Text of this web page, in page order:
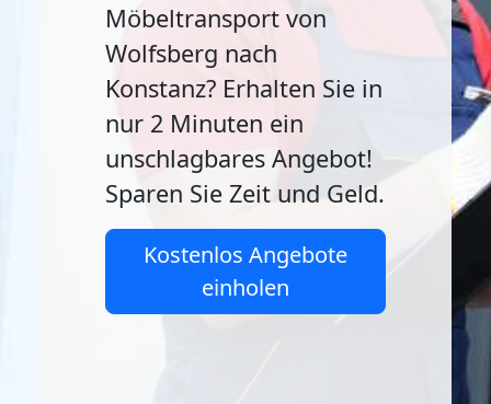
Möbeltransport von
Wolfsberg nach
Konstanz? Erhalten Sie in
nur 2 Minuten ein
unschlagbares Angebot!
Sparen Sie Zeit und Geld.
Kostenlos Angebote
einholen